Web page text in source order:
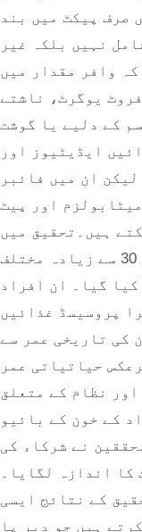
صرف پیکٹ میں بند
نہیں بلکہ غیر
وافر مقدار میں
یوگرٹ، ناشتے
کے دلیے یا گوشت
ایڈیٹیوز اور
ان میں فائبر
اور پیٹ
ہیں۔تحقیق میں
حیاتیاتی عمر کی پیمائش کے لیے 30 سے زیادہ مختلف
گیا۔ ان افراد
پروسیسڈ غذائیں
کی تاریخی عمر سے
حیاتیاتی عمر
نظام کے متعلق
کے خون کے بائیو
نے شرکاء کی
اندازہ لگایا۔
کے نتائج ایسی
ہیں جو دیر پا